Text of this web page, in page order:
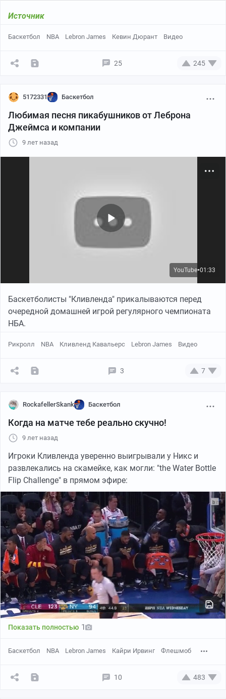
Источник
Баскетбол NBA Lebron James Кевин Дюрант Видео
25 245
5172331 Баскетбол
Любимая песня пикабушников от Леброна
Джеймса и компании
9 лет назад
YouTube●01:33
Баскетболисты "Кливленда" прикалываются перед
очередной домашней игрой регулярного чемпионата
НБА.
Рикролл NBA Кливленд Кавальерс Lebron James Видео
3 7
RockafellerSkank Баскетбол
Когда на матче тебе реально скучно!
9 лет назад
Игроки Кливленда уверенно выигрывали у Никс и
развлекались на скамейке, как могли: "the Water Bottle
Flip Challenge" в прямом эфире:
Показать полностью 1
Баскетбол NBA Lebron James Кайри Ирвинг Флешмоб
10 483